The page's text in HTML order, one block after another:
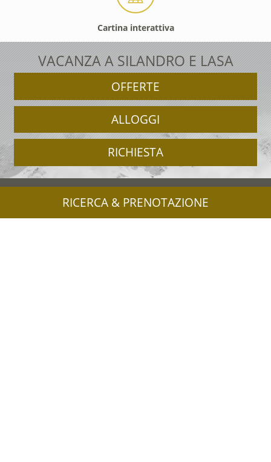
Cartina interattiva
VACANZA A SILANDRO E LASA
OFFERTE
ALLOGGI
RICHIESTA
RICERCA & PRENOTAZIONE